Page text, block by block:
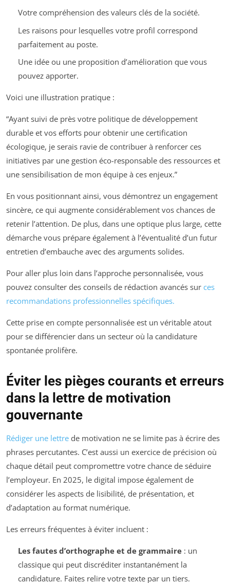
Votre compréhension des valeurs clés de la société.
Les raisons pour lesquelles votre profil correspond
parfaitement au poste.
Une idée ou une proposition d’amélioration que vous
pouvez apporter.
Voici une illustration pratique :
“Ayant suivi de près votre politique de développement
durable et vos efforts pour obtenir une certification
écologique, je serais ravie de contribuer à renforcer ces
initiatives par une gestion éco-responsable des ressources et
une sensibilisation de mon équipe à ces enjeux.”
En vous positionnant ainsi, vous démontrez un engagement
sincère, ce qui augmente considérablement vos chances de
retenir l’attention. De plus, dans une optique plus large, cette
démarche vous prépare également à l’éventualité d’un futur
entretien d’embauche avec des arguments solides.
Pour aller plus loin dans l’approche personnalisée, vous
pouvez consulter des conseils de rédaction avancés sur ces
recommandations professionnelles spécifiques.
Cette prise en compte personnalisée est un véritable atout
pour se différencier dans un secteur où la candidature
spontanée prolifère.
Éviter les pièges courants et erreurs
dans la lettre de motivation
gouvernante
Rédiger une lettre de motivation ne se limite pas à écrire des
phrases percutantes. C’est aussi un exercice de précision où
chaque détail peut compromettre votre chance de séduire
l’employeur. En 2025, le digital impose également de
considérer les aspects de lisibilité, de présentation, et
d’adaptation au format numérique.
Les erreurs fréquentes à éviter incluent :
Les fautes d’orthographe et de grammaire: un
classique qui peut discréditer instantanément la
candidature. Faites relire votre texte par un tiers.